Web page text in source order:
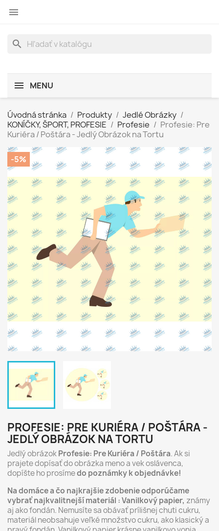

search
MENU
Úvodná stránka Produkty
Jedlé Obrázky
KONÍČKY, ŠPORT, PROFESIE
Profesie
Profesie: Pre
Kuriéra / Poštára - Jedlý Obrázok na Tortu
-5%
PROFESIE: PRE KURIÉRA / POŠTÁRA -
JEDLÝ OBRÁZOK NA TORTU
Jedlý obrázokProfesie: Pre Kuriéra / Poštára. Ak si
prajete dopísať do obrázka meno a vek oslávenca,
dopíšte ho prosímedo poznámky k objednávke!
Na domáce a čo najkrajšie zdobenie odporúčame
vybrať najkvalitnejší materiál : Vanilkový papier, známy
aj ako fondán. Nemusíte sa obávať prílišnej chuti cukru,
materiál neobsahuje veľké množstvo cukru, ako klasický a